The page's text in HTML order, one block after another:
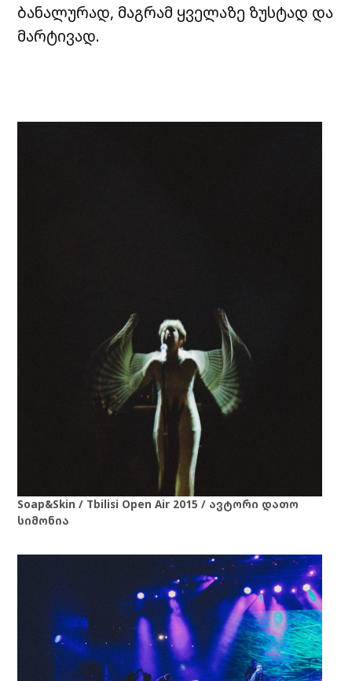
ბანალურად, მაგრამ ყველაზე ზუსტად და
მარტივად.
Soap&Skin / Tbilisi Open Air 2015 / ავტორი დათო
სიმონია